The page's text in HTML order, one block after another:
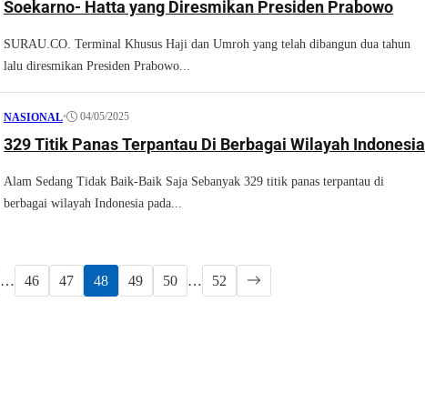
Soekarno- Hatta yang Diresmikan Presiden Prabowo
SURAU.CO. Terminal Khusus Haji dan Umroh yang telah dibangun dua tahun
lalu diresmikan Presiden Prabowo...
NASIONAL• 04/05/2025
329 Titik Panas Terpantau Di Berbagai Wilayah Indonesia
Alam Sedang Tidak Baik-Baik Saja Sebanyak 329 titik panas terpantau di
berbagai wilayah Indonesia pada...
… 46 47 48 49 50 … 52